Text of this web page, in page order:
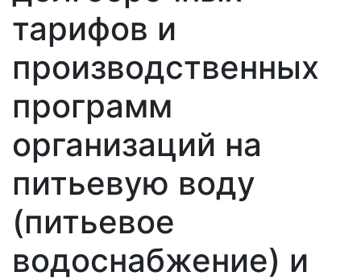
тарифов и
производственных
программ
организаций на
питьевую воду
(питьевое
водоснабжение) и